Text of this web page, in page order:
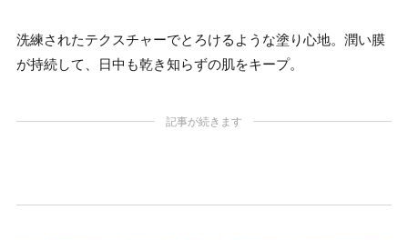
洗練されたテクスチャーでとろけるような塗り心地。潤い膜
が持続して、日中も乾き知らずの肌をキープ。
記事が続きます